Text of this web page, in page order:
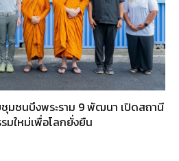
ชุมชนบึงพระราม 9 พัฒนา เปิดสถานี
มใหม่เพื่อโลกยั่งยืน